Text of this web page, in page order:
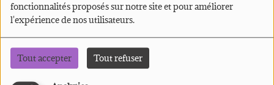
fonctionnalités proposés sur notre site et pour améliorer
l'expérience de nos utilisateurs.
Tout accepter Tout refuser